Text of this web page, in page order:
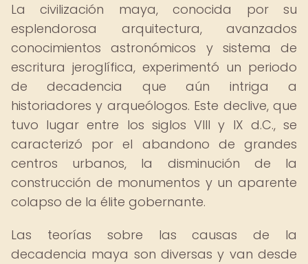
La civilización maya, conocida por su
esplendorosa arquitectura, avanzados
conocimientos astronómicos y sistema de
escritura jeroglífica, experimentó un periodo
de decadencia que aún intriga a
historiadores y arqueólogos. Este declive, que
tuvo lugar entre los siglos VIII y IX d.C., se
caracterizó por el abandono de grandes
centros urbanos, la disminución de la
construcción de monumentos y un aparente
colapso de la élite gobernante.
Las teorías sobre las causas de la
decadencia maya son diversas y van desde